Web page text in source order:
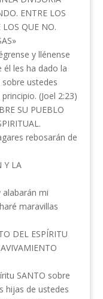
ENTRE LOS
QUE NO.
y llénense
él les ha dado la
ustedes
(Joel 2:23)
SU PUEBLO
rebosarán de
Y LA
alabarán mi
maravillas
DEL ESPÍRITU
SANTO sobre
hijas de ustedes